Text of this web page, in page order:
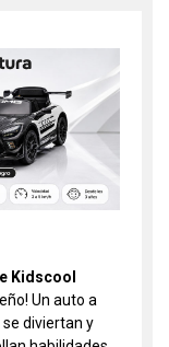
Kidscool
Un auto a
diviertan y